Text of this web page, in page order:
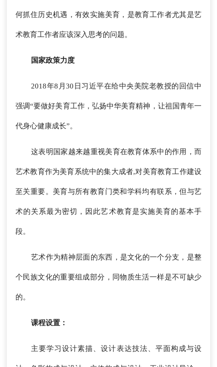
何抓住历史机遇，有效实施美育，是教育工作者尤其是艺
术教育工作者应该深入思考的问题。
国家政策力度
2018年8月30日习近平在给中央美院老教授的回信中
强调“要做好美育工作，弘扬中华美育精神，让祖国青年一
代身心健康成长”。
这表明国家越来越重视美育在教育体系中的作用，而
艺术教育作为美育系统中的集大成者,对美育教育工作建设
至关重要。美育与所有教育门类和学科均有联系，但与艺
术的关系最为密切，因此艺术教育是实施美育的基本手
段。
艺术作为精神层面的东西，是文化的一个分支，是整
个民族文化的重要组成部分，同物质生活一样是不可缺少
的。
课程设置：
主要学习设计素描、设计表达技法、平面构成与设